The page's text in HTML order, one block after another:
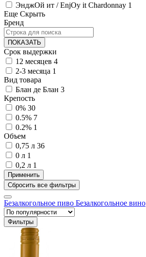
ЭнджОй ит / EnjOy it Chardonnay 1
Еще Скрыть
Бренд
ПОКАЗАТЬ
Срок выдержки
12 месяцев 4
2-3 месяца 1
Вид товара
Блан де Блан 3
Крепость
0% 30
0.5% 7
0.2% 1
Объем
0,75 л 36
0 л 1
0,2 л 1
Безалкогольное пиво Безалкогольное вино
Фильтры